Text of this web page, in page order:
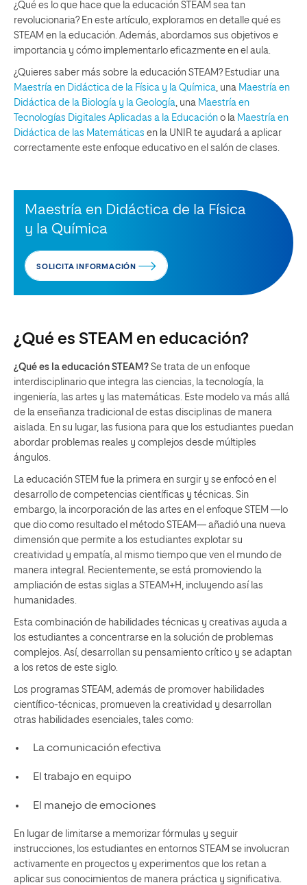
¿Qué es lo que hace que la educación STEAM sea tan
revolucionaria? En este artículo, exploramos en detalle qué es
STEAM en la educación. Además, abordamos sus objetivos e
importancia y cómo implementarlo eficazmente en el aula.
¿Quieres saber más sobre la educación STEAM? Estudiar una
Maestría en Didáctica de la Física y la Química , una Maestría en
Didáctica de la Biología y la Geología , una Maestría en
Tecnologías Digitales Aplicadas a la Educación o la Maestría en
Didáctica de las Matemáticas en la UNIR te ayudará a aplicar
correctamente este enfoque educativo en el salón de clases.
Maestría en Didáctica de la Física
y la Química
SOLICITA INFORMACIÓN
¿Qué es STEAM en educación?
¿Qué es la educación STEAM? Se trata de un enfoque
interdisciplinario que integra las ciencias, la tecnología, la
ingeniería, las artes y las matemáticas. Este modelo va más allá
de la enseñanza tradicional de estas disciplinas de manera
aislada. En su lugar, las fusiona para que los estudiantes puedan
abordar problemas reales y complejos desde múltiples
ángulos.
La educación STEM fue la primera en surgir y se enfocó en el
desarrollo de competencias científicas y técnicas. Sin
embargo, la incorporación de las artes en el enfoque STEM —lo
que dio como resultado el método STEAM— añadió una nueva
dimensión que permite a los estudiantes explotar su
creatividad y empatía, al mismo tiempo que ven el mundo de
manera integral. Recientemente, se está promoviendo la
ampliación de estas siglas a STEAM+H, incluyendo así las
humanidades.
Esta combinación de habilidades técnicas y creativas ayuda a
los estudiantes a concentrarse en la solución de problemas
complejos. Así, desarrollan su pensamiento crítico y se adaptan
a los retos de este siglo.
Los programas STEAM, además de promover habilidades
científico-técnicas, promueven la creatividad y desarrollan
otras habilidades esenciales, tales como:
La comunicación efectiva
El trabajo en equipo
El manejo de emociones
En lugar de limitarse a memorizar fórmulas y seguir
instrucciones, los estudiantes en entornos STEAM se involucran
activamente en proyectos y experimentos que los retan a
aplicar sus conocimientos de manera práctica y significativa.